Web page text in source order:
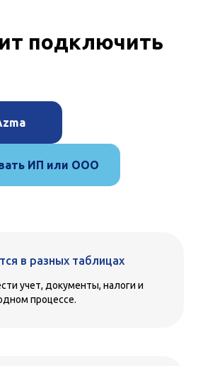
подключить
ИП или ООО
в разных таблицах
учет, документы, налоги и
процессе.